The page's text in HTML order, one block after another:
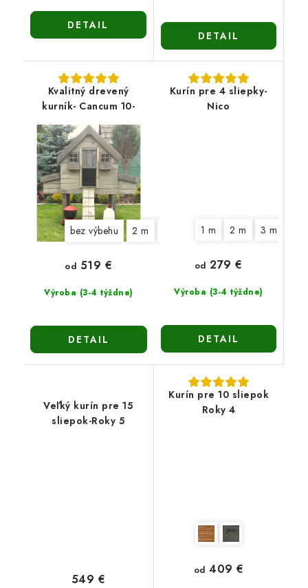
DETAIL
DETAIL
Kvalitný drevený
kurník- Cancum 10-
bez výbehu 2 m
Výroba (3-4 týždne)
od 519 €
DETAIL
Kurín pre 4 sliepky-
Nico
1 m 2 m 3 m
Výroba (3-4 týždne)
od 279 €
DETAIL
Veľký kurín pre 15
sliepok-Roky 5
549 €
Kurín pre 10 sliepok
Roky 4
od 409 €